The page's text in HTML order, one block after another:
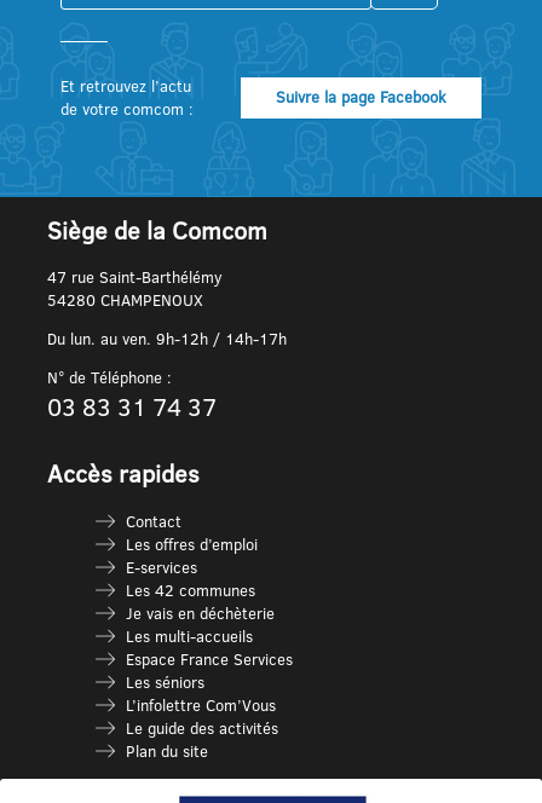
Et retrouvez l’actu
de votre comcom :
Suivre la page Facebook
Siège de la Comcom
47 rue Saint-Barthélémy
54280 CHAMPENOUX
Du lun. au ven. 9h-12h / 14h-17h
N° de Téléphone :
03 83 31 74 37
Accès rapides
Contact
Les offres d’emploi
E-services
Les 42 communes
Je vais en déchèterie
Les multi-accueils
Espace France Services
Les séniors
L’infolettre Com’Vous
Le guide des activités
Plan du site